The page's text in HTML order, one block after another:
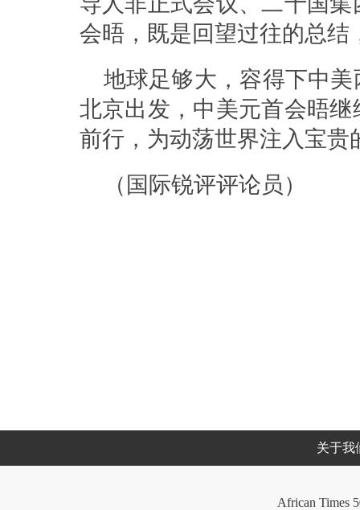
会晤，既是回望过往的总结
地球足够大，容得下中
北京出发，中美元首会晤
前行，为动荡世界注入宝贵
（国际锐评评论员）
关于我
African Times